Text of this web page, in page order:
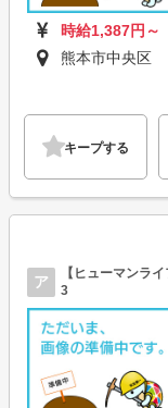
時給1,387円～
熊本市中央区
キープする
ア
【ヒューマンラ
3